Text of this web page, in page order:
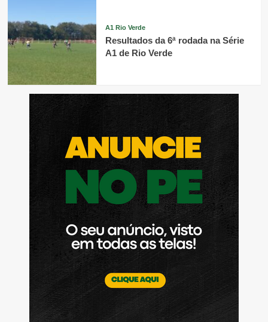
A1 Rio Verde
Resultados da 6ª rodada na Série
A1 de Rio Verde